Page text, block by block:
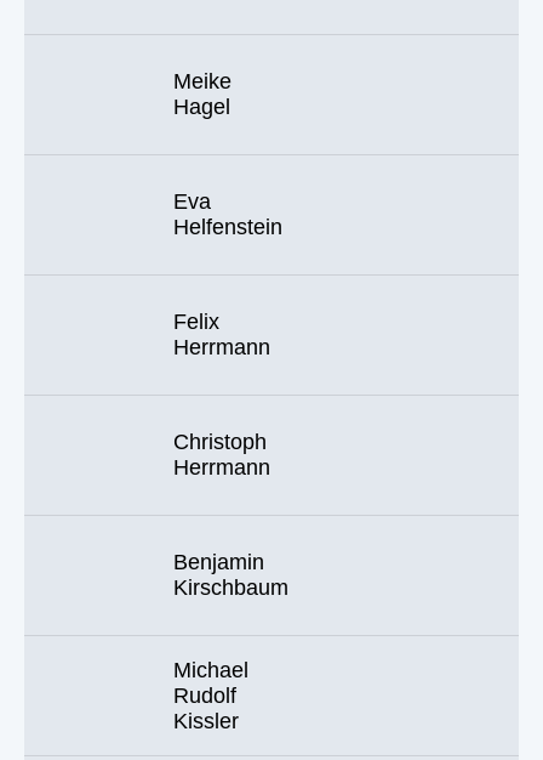
Meike
Hagel
Eva
Helfenstein
Felix
Herrmann
Christoph
Herrmann
Benjamin
Kirschbaum
Michael
Rudolf
Kissler